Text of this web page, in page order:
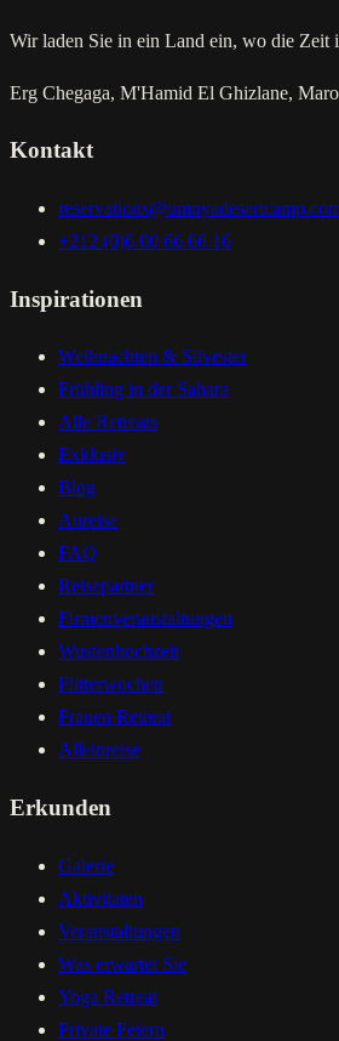
Wir laden Sie in ein Land ein, wo die Zeit
Erg Chegaga, M'Hamid El Ghizlane,
Kontakt
+212 (0)6 00 66 66 16
Inspirationen
Weihnachten & Silvester
Frühling in der Sahara
Alle Retreats
Exklusiv
Blog
Anreise
FAQ
Reisepartner
Firmenveranstaltungen
Wustenhochzeit
Flitterwochen
Frauen Retreat
Alleinreise
Erkunden
Galerie
Aktivitaten
Veranstaltungen
Was erwartet Sie
Yoga Retreat
Private Feiern